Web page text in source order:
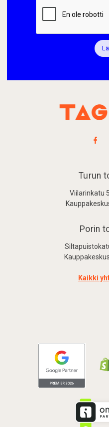
Turun
Viilarinkatu
Porin
Kaikki